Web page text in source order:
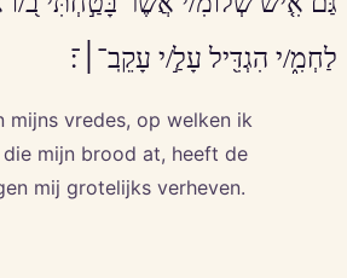
לַחְמִ֑/י הִגְדִּ֖יל עָלַ֣/י עָקֵֽב־׀־׃
mijns vredes, op welken ik
mijn brood at, heeft de
mij grotelijks verheven.